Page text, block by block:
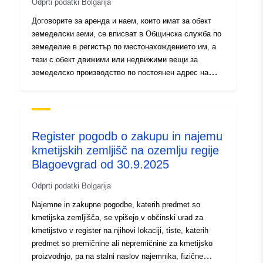
Odprti podatki Bolgarija
Договорите за аренда и наем, които имат за обект
земеделски земи, се вписват в Общинска служба по
земеделие в регистър по местонахождението им, а
тези с обект движими или недвижими вещи за
земеделско производство по постоянен адрес на
на юридическото лице – арендатор.
Register pogodb o zakupu in najemu
kmetijskih zemljišč na ozemlju regije
Blagoevgrad od 30.9.2025
Odprti podatki Bolgarija
Najemne in zakupne pogodbe, katerih predmet so
kmetijska zemljišča, se vpišejo v občinski urad za
kmetijstvo v register na njihovi lokaciji, tiste, katerih
predmet so premičnine ali nepremičnine za kmetijsko
proizvodnjo, pa na stalni naslov najemnika, fizične